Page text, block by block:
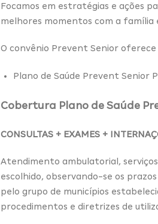
Focamos em estratégias e ações
melhores momentos com a família
O convênio Prevent Senior
Plano de Saúde Prevent Senior
Cobertura Plano de Saúde
CONSULTAS + EXAMES +
Atendimento ambulatorial,
escolhido, observando-se os
pelo grupo de municípios
procedimentos e diretrizes de